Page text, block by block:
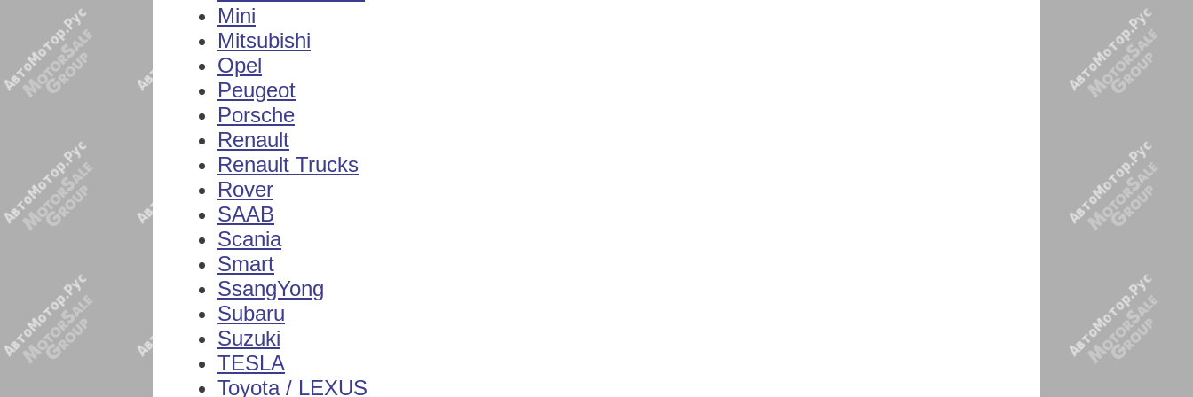
Mini
Mitsubishi
Opel
Peugeot
Porsche
Renault
Renault Trucks
Rover
SAAB
Scania
Smart
SsangYong
Subaru
Suzuki
TESLA
Toyota / LEXUS